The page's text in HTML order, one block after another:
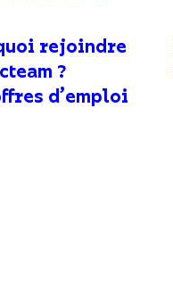
rejoindre
?
d’emploi